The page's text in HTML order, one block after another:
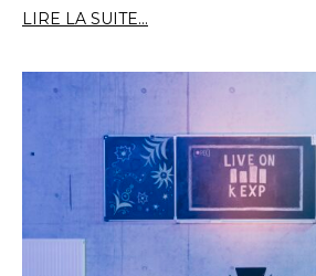
LIRE LA SUITE...